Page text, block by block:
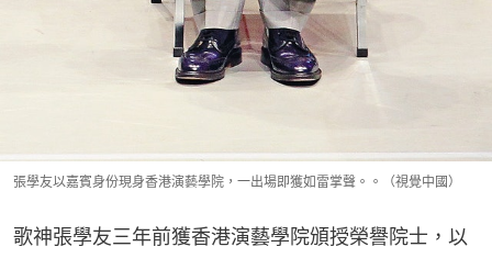
張學友以嘉賓身份現身香港演藝學院，一出場即獲如雷掌聲。。（視覺中國）
歌神張學友三年前獲香港演藝學院頒授榮譽院士，以